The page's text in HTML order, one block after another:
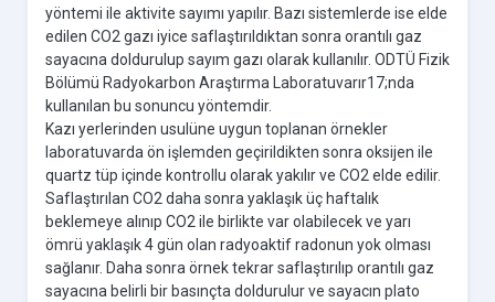
yöntemi ile aktivite sayımı yapılır. Bazı sistemlerde ise elde
edilen CO2 gazı iyice saflaştırıldıktan sonra orantılı gaz
sayacına doldurulup sayım gazı olarak kullanılır. ODTÜ Fizik
Bölümü Radyokarbon Araştırma Laboratuvarır17;nda
kullanılan bu sonuncu yöntemdir.
Kazı yerlerinden usulüne uygun toplanan örnekler
laboratuvarda ön işlemden geçirildikten sonra oksijen ile
quartz tüp içinde kontrollu olarak yakılır ve CO2 elde edilir.
Saflaştırılan CO2 daha sonra yaklaşık üç haftalık
beklemeye alınıp CO2 ile birlikte var olabilecek ve yarı
ömrü yaklaşık 4 gün olan radyoaktif radonun yok olması
sağlanır. Daha sonra örnek tekrar saflaştırılıp orantılı gaz
sayacına belirli bir basınçta doldurulur ve sayacın plato